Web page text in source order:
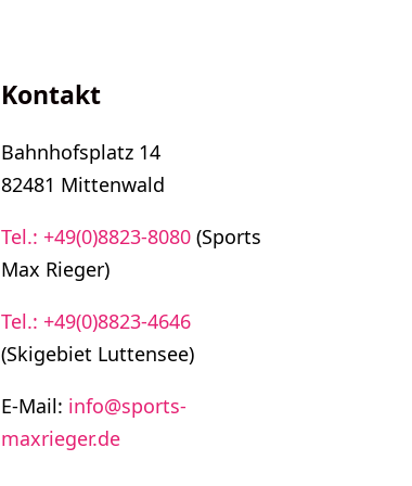
Kontakt
Bahnhofsplatz 14
82481 Mittenwald
Tel.: +49(0)8823-8080(Sports
Max Rieger)
Tel.: +49(0)8823-4646
(Skigebiet Luttensee)
E-Mail: info@sports-
maxrieger.de